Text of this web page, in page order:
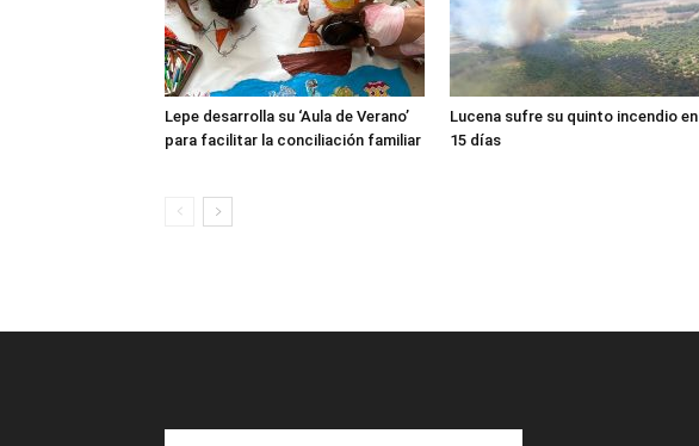
Lepe desarrolla su ‘Aula de Verano’
para facilitar la conciliación familiar
Lucena sufre su quinto incendio en
15 días